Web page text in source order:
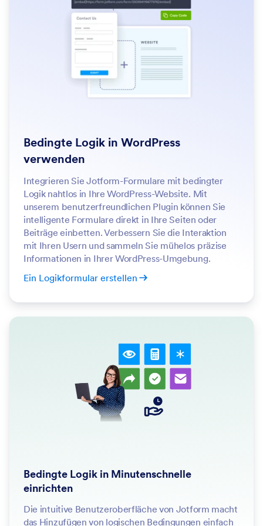
Bedingte Logik in WordPress
verwenden
Integrieren Sie Jotform-Formulare mit bedingter
Logik nahtlos in Ihre WordPress-Website. Mit
unserem benutzerfreundlichen Plugin können Sie
intelligente Formulare direkt in Ihre Seiten oder
Beiträge einbetten. Verbessern Sie die Interaktion
mit Ihren Usern und sammeln Sie mühelos präzise
Informationen in Ihrer WordPress-Umgebung.
Ein Logikformular erstellen
Bedingte Logik in Minutenschnelle
einrichten
Die intuitive Benutzeroberfläche von Jotform macht
das Hinzufügen von logischen Bedingungen einfach